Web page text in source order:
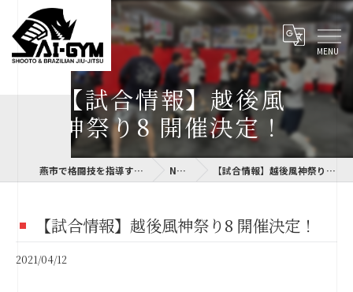
【試合情報】越後風
神祭り8 開催決定！
燕市で格闘技を指導するSAI-GYM NEWS 【試合情報】越後風神祭り8 開催決定！
【試合情報】越後風神祭り8 開催決定！
2021/04/12